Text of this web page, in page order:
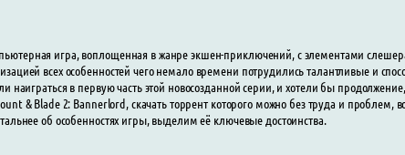
игра, воплощенная в жанре экшен-приключений, с элементами
всех особенностей чего немало времени потрудились талантливые и
наиграться в первую часть этой новосозданной серии, и хотели бы
& Blade 2: Bannerlord, скачать торрент которого можно без труда и проблем,
об особенностях игры, выделим её ключевые достоинства.